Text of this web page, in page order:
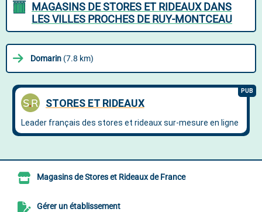
MAGASINS DE STORES ET RIDEAUX DANS
LES VILLES PROCHES DE RUY-MONTCEAU
Domarin (7.8 km)
Magasins de Stores et Rideaux de France
Gérer un établissement